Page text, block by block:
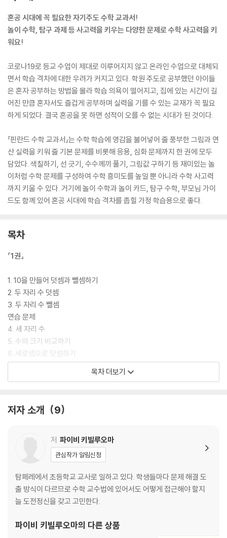
혼공 시대에 꼭 필요한 자기주도 수학 교과서!
놀이 수학, 탐구 과제 등 사고력을 키우는 다양한 문제로 수학 사고력을 키
워요!
코로나19로 등교 수업이 제대로 이루어지지 않고 온라인 수업으로 대체되
면서 학습 격차에 대한 우려가 커지고 있다. 학원 주도로 공부했던 아이들
은 혼자 공부하는 방법을 몰라 학습 의욕이 떨어지고, 집에 있는 시간이 길
어진 만큼 혼자서도 즐겁게 공부하며 실력을 기를 수 있는 교재가 꼭 필요
하게 되었다. 결국 혼공을 못 하면 성적이 오를 수 없는 시대가 된 것이다.
「핀란드 수학 교과서」는 수학 학습에 영감을 불어넣어 줄 풍부한 그림과 연
산 실력을 키워 줄 기본 문제를 비롯해 응용, 심화 문제까지 한 권에 모두
담았다. 색칠하기, 선 긋기, 수수께끼 풀기, 그림값 구하기 등 재미있는 놀
이처럼 수학 문제를 구성하여 수학 흥미도를 높일 뿐 아니라 수학 사고력
까지 키울 수 있다. 거기에 놀이 수학과 놀이 카드, 탐구 수학, 부모님 가이
드도 함께 있어 혼공 시대에 학습 격차를 좁힐 가정 학습용으로 좋다.
목차
『1권』
1. 10을 만들어 덧셈과 뺄셈하기
2. 두 자리 수 덧셈
3. 두 자리 수 뺄셈
연습 문제
4. 세 자리 수
5. 수의 크기 비교하기
6. 세로셈으로 덧셈하기
7. 세로셈에서 받아 올림하기
연습 문제
실력을 평가해 봐요!
도전! 심화 평가 1단계
도전! 심화 평가 2단계
도전! 심화 평가 3단계
단원 정리
12. 덧셈과 곱셈의 관계
목차 더보기
저자 소개 9
저 파이비 키빌루오마
관심작가 알림신청
탐페레에서 초등학교 교사로 일하고 있다. 학생들마다 문제 해결 도
출 방식이 다르므로 수학 교수법에 있어서도 어떻게 접근해야 할지
늘 도전정신을 갖고 고민한다.
파이비 키빌루오마의 다른 상품